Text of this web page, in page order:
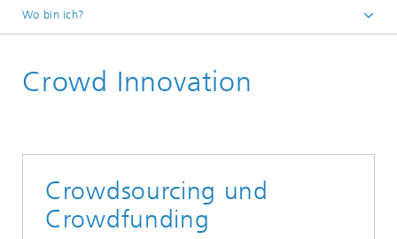
Wo bin ich?
Leistungen
Crowd Innovation
Crowdsourcing und
Crowdfunding